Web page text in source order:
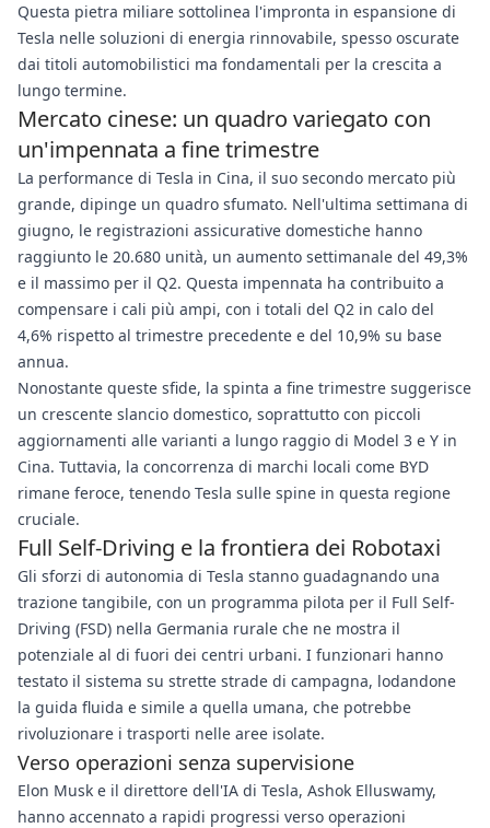
Questa pietra miliare sottolinea l'impronta in espansione di
Tesla nelle soluzioni di energia rinnovabile, spesso oscurate
dai titoli automobilistici ma fondamentali per la crescita a
lungo termine.
Mercato cinese: un quadro variegato con
un'impennata a fine trimestre
La performance di Tesla in Cina, il suo secondo mercato più
grande, dipinge un quadro sfumato. Nell'ultima settimana di
giugno, le registrazioni assicurative domestiche hanno
raggiunto le 20.680 unità, un aumento settimanale del 49,3%
e il massimo per il Q2. Questa impennata ha contribuito a
compensare i cali più ampi, con i totali del Q2 in calo del
4,6% rispetto al trimestre precedente e del 10,9% su base
annua.
Nonostante queste sfide, la spinta a fine trimestre suggerisce
un crescente slancio domestico, soprattutto con piccoli
aggiornamenti alle varianti a lungo raggio di Model 3 e Y in
Cina. Tuttavia, la concorrenza di marchi locali come BYD
rimane feroce, tenendo Tesla sulle spine in questa regione
cruciale.
Full Self-Driving e la frontiera dei Robotaxi
Gli sforzi di autonomia di Tesla stanno guadagnando una
trazione tangibile, con un programma pilota per il Full Self-
Driving (FSD) nella Germania rurale che ne mostra il
potenziale al di fuori dei centri urbani. I funzionari hanno
testato il sistema su strette strade di campagna, lodandone
la guida fluida e simile a quella umana, che potrebbe
rivoluzionare i trasporti nelle aree isolate.
Verso operazioni senza supervisione
Elon Musk e il direttore dell'IA di Tesla, Ashok Elluswamy,
hanno accennato a rapidi progressi verso operazioni